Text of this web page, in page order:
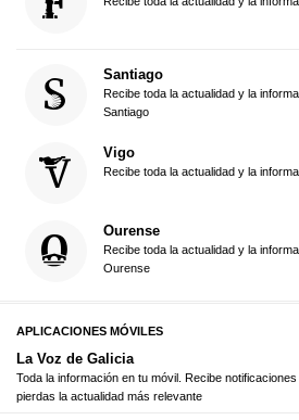
Santiago
Recibe toda la actualidad y la
Santiago
Vigo
Recibe toda la actualidad y la
Ourense
Recibe toda la actualidad y la
Ourense
APLICACIONES MÓVILES
La Voz de Galicia
Toda la información en tu móvil. Recibe
pierdas la actualidad más relevante